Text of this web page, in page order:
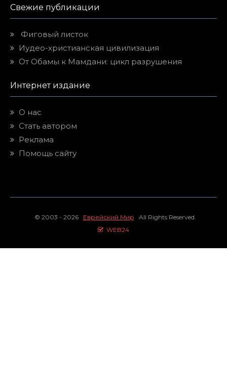
Свежие публикации
Фиговый листок
Иудео-христианская цивилизация
От Обамы к Мамдани: цикл разрушения
Интернет издание
О нас
Стать автором
Реклама
Помощь сайту
© 2003 - 2026 Еврейский Мир All Rights Reserved.
WEB24